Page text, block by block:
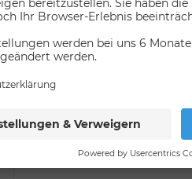
und Bars, um Ihnen eine
suchen, gibt es
Orten zieht er Touristen,
(in 1000 meter umkreis)